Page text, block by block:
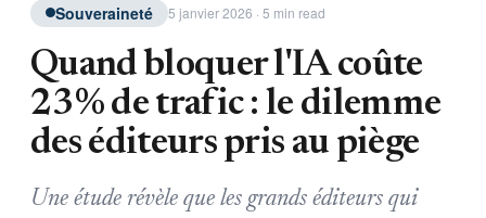
Souveraineté 5 janvier 2026 · 5 min read
Quand bloquer l'IA coûte
23% de trafic : le dilemme
des éditeurs pris au piège
Une étude révèle que les grands éditeurs qui